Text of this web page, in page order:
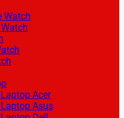
Watch
Acer
Asus